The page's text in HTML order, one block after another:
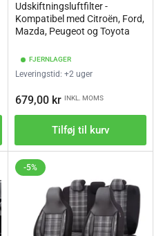
Udskiftningsluftfilter -
Kompatibel med Citroën, Ford,
Mazda, Peugeot og Toyota
FJERNLAGER
Leveringstid: +2 uger
Vejl.pris
679,00 kr INKL. MOMS
Tilføj til kurv
-5%